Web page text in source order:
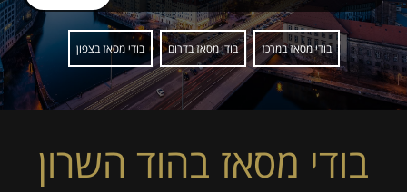
בודי מסאז במרכז בודי מסאז בדרום בודי מסאז בצפון
בודי מסאז בהוד השרון